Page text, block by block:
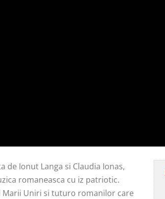
Ionut Langa si Claudia Ionas,
romaneasca cu iz patriotic.
Marii Uniri si tuturo romanilor care